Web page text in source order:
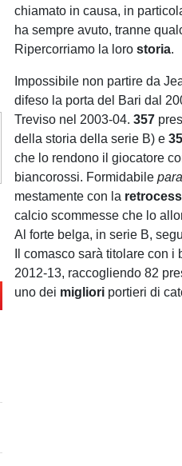
chiamato in causa, in
ha sempre avuto, tranne
Ripercorriamo la loro storia.
Impossibile non partire da
difeso la porta del Bari dal
Treviso nel 2003-04.357
della storia della serie B) e
che lo rendono il giocatore
biancorossi. Formidabile
mestamente con la
calcio scommesse che lo
Al forte belga, in serie B,
Il comasco sarà titolare con
2012-13, raccogliendo 82
uno dei migliori portieri di